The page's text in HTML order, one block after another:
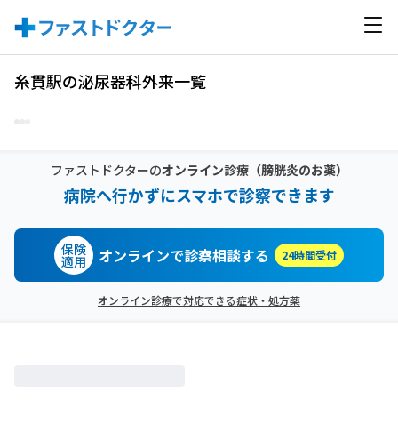
糸貫駅の泌尿器科外来一覧
ファストドクターのオンライン診療（膀胱炎のお薬）
病院へ行かずにスマホで診察できます
保険
適用 オンラインで診察相談する 24時間受付
オンライン診療で対応できる症状・処方薬